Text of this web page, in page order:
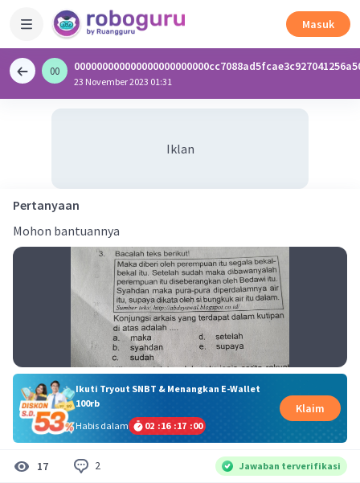
Masuk
00
0
23 November 2023 01:31
Iklan
Pertanyaan
Mohon bantuannya
Ikuti Tryout SNBT & Menangkan E-Wallet
100rb
Habis dalam
02 :16 :17 :00
Klaim
17 2 Jawaban terverifikasi